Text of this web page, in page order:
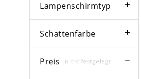
Lampenschirmtyp
Schattenfarbe
Preis nicht festgelegt